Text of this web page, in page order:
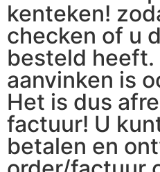
kenteken!
checken of u
besteld heeft.
aanvinken is
Het is dus
factuur! U
betalen en